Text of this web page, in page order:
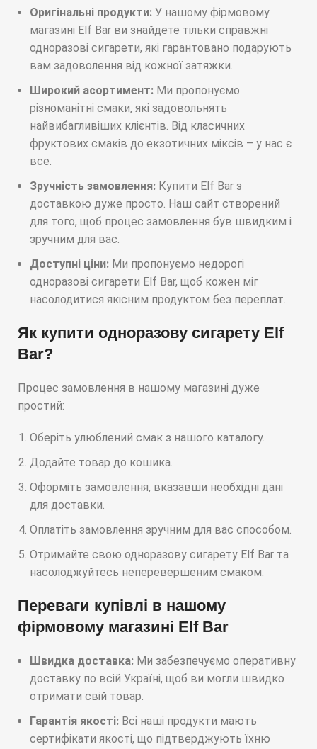
Оригінальні продукти: У нашому фірмовому
магазині Elf Bar ви знайдете тільки справжні
одноразові сигарети, які гарантовано подарують
вам задоволення від кожної затяжки.
Широкий асортимент: Ми пропонуємо
різноманітні смаки, які задовольнять
найвибагливіших клієнтів. Від класичних
фруктових смаків до екзотичних міксів – у нас є
все.
Зручність замовлення: Купити Elf Bar з
доставкою дуже просто. Наш сайт створений
для того, щоб процес замовлення був швидким і
зручним для вас.
Доступні ціни: Ми пропонуємо недорогі
одноразові сигарети Elf Bar, щоб кожен міг
насолодитися якісним продуктом без переплат.
Як купити одноразову сигарету Elf
Bar?
Процес замовлення в нашому магазині дуже
простий:
Оберіть улюблений смак з нашого каталогу.
Додайте товар до кошика.
Оформіть замовлення, вказавши необхідні дані
для доставки.
Оплатіть замовлення зручним для вас способом.
Отримайте свою одноразову сигарету Elf Bar та
насолоджуйтесь неперевершеним смаком.
Переваги купівлі в нашому
фірмовому магазині Elf Bar
Швидка доставка: Ми забезпечуємо оперативну
доставку по всій Україні, щоб ви могли швидко
отримати свій товар.
Гарантія якості: Всі наші продукти мають
сертифікати якості, що підтверджують їхню